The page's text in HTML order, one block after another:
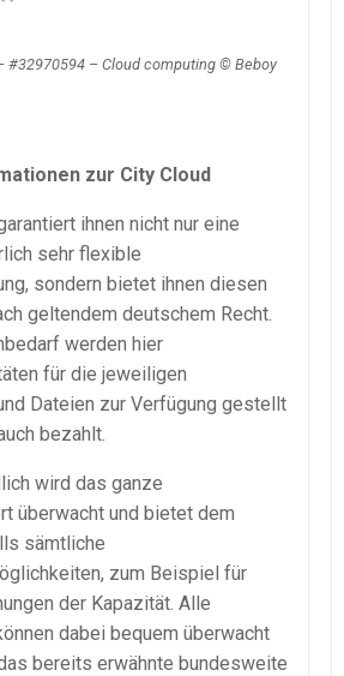
#32970594 – Cloud computing © Beboy
zur City Cloud
ihnen nicht nur eine
sehr flexible
sondern bietet ihnen diesen
geltendem deutschem Recht.
werden hier
für die jeweiligen
Dateien zur Verfügung gestellt
bezahlt.
wird das ganze
überwacht und bietet dem
sämtliche
zum Beispiel für
der Kapazität. Alle
dabei bequem überwacht
bereits erwähnte bundesweite